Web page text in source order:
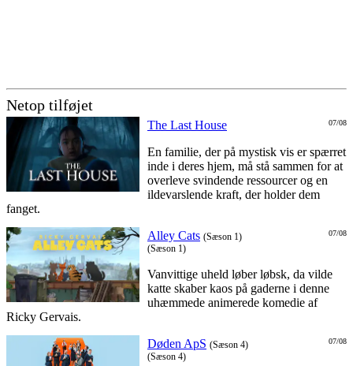
Netop tilføjet
07/08
The Last House
En familie, der på mystisk vis er spærret
inde i deres hjem, må stå sammen for at
overleve svindende ressourcer og en
ildevarslende kraft, der holder dem
fanget.
07/08
Alley Cats (Sæson 1)
(Sæson 1)
Vanvittige uheld løber løbsk, da vilde
katte skaber kaos på gaderne i denne
uhæmmede animerede komedie af
Ricky Gervais.
07/08
Døden ApS (Sæson 4)
(Sæson 4)